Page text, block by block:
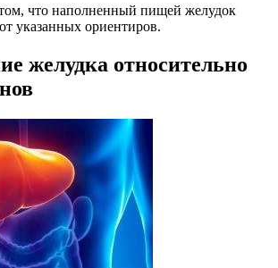
что наполненный пищей желудок
указанных ориентиров.
желудка относительно